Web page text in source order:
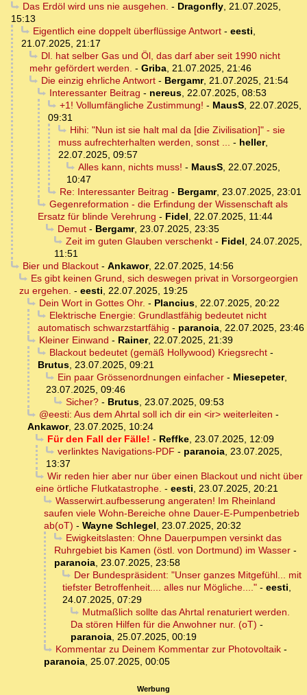
Das Erdöl wird uns nie ausgehen. - Dragonfly, 21.07.2025,
15:13
Eigentlich eine doppelt überflüssige Antwort- eesti,
21.07.2025, 21:17
Dl. hat selber Gas und Öl, das darf aber seit 1990 nicht
mehr gefördert werden. - Griba, 21.07.2025, 21:46
Die einzig ehrliche Antwort- Bergamr, 21.07.2025, 21:54
Interessanter Beitrag - nereus, 22.07.2025, 08:53
+1! Vollumfängliche Zustimmung! - MausS, 22.07.2025,
09:31
Hihi: "Nun ist sie halt mal da [die Zivilisation]" - sie
muss aufrechterhalten werden, sonst ... - heller,
22.07.2025, 09:57
Alles kann, nichts muss! - MausS, 22.07.2025,
10:47
Re: Interessanter Beitrag - Bergamr, 23.07.2025, 23:01
Gegenreformation - die Erfindung der Wissenschaft als
Ersatz für blinde Verehrung - Fidel, 22.07.2025, 11:44
Demut- Bergamr, 23.07.2025, 23:35
Zeit im guten Glauben verschenkt- Fidel, 24.07.2025,
11:51
Bier und Blackout- Ankawor, 22.07.2025, 14:56
Es gibt keinen Grund, sich deswegen privat in Vorsorgeorgien
zu ergehen. - eesti, 22.07.2025, 19:25
Dein Wort in Gottes Ohr. - Plancius, 22.07.2025, 20:22
Elektrische Energie: Grundlastfähig bedeutet nicht
automatisch schwarzstartfähig - paranoia, 22.07.2025, 23:46
Kleiner Einwand - Rainer, 22.07.2025, 21:39
Blackout bedeutet (gemäß Hollywood) Kriegsrecht-
Brutus, 23.07.2025, 09:21
Ein paar Grössenordnungen einfacher- Miesepeter,
23.07.2025, 09:46
Sicher?- Brutus, 23.07.2025, 09:53
@eesti: Aus dem Ahrtal soll ich dir ein <ir> weiterleiten -
Ankawor, 23.07.2025, 10:24
Für den Fall der Fälle! - Reffke, 23.07.2025, 12:09
verlinktes Navigations-PDF - paranoia, 23.07.2025,
13:37
Wir reden hier aber nur über einen Blackout und nicht über
eine örtliche Flutkatastrophe. - eesti, 23.07.2025, 20:21
Wasserwirt.aufbesserung angeraten! Im Rheinland
saufen viele Wohn-Bereiche ohne Dauer-E-Pumpenbetrieb
ab(oT) - Wayne Schlegel, 23.07.2025, 20:32
Ewigkeitslasten: Ohne Dauerpumpen versinkt das
Ruhrgebiet bis Kamen (östl. von Dortmund) im Wasser -
paranoia, 23.07.2025, 23:58
Der Bundespräsident: "Unser ganzes Mitgefühl... mit
tiefster Betroffenheit.... alles nur Mögliche...." - eesti,
24.07.2025, 07:29
Mutmaßlich sollte das Ahrtal renaturiert werden.
Da stören Hilfen für die Anwohner nur. (oT) -
paranoia, 25.07.2025, 00:19
Kommentar zu Deinem Kommentar zur Photovoltaik-
paranoia, 25.07.2025, 00:05
Werbung